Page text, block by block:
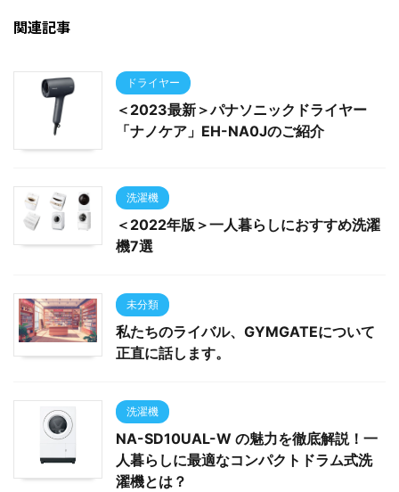
関連記事
ドライヤー
＜2023最新＞パナソニックドライヤー
「ナノケア」EH-NA0Jのご紹介
洗濯機
＜2022年版＞一人暮らしにおすすめ洗濯
機7選
未分類
私たちのライバル、GYMGATEについて
正直に話します。
洗濯機
NA-SD10UAL-W の魅力を徹底解説！一
人暮らしに最適なコンパクトドラム式洗
濯機とは？